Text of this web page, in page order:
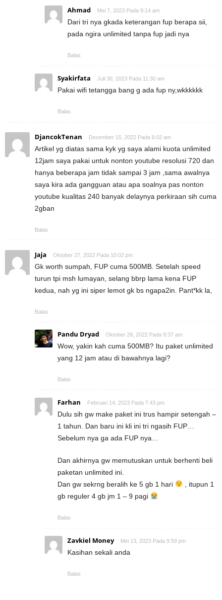
Ahmad Mei 7, 2023 Pada 9:14 am
Dari tri nya gkada keterangan fup berapa sii,
pada ngira unlimited tanpa fup jadi nya
Balas
Syakirfata Juli 30, 2023 Pada 11:30 am
Pakai wifi tetangga bang g ada fup ny,wkkkkkk
Balas
DjancokTenan Desember 15, 2022 Pada 6:02 am
Artikel yg diatas sama kyk yg saya alami kuota unlimited
12jam saya pakai untuk nonton youtube resolusi 720 dan
hanya beberapa jam tidak sampai 3 jam ,sama awalnya
saya kira ada gangguan atau apa soalnya pas nonton
youtube kualitas 240 banyak delaynya perkiraan sih cuma
2gban
Balas
Jaja Oktober 27, 2022 Pada 10:02 pm
Gk worth sumpah, FUP cuma 500MB. Setelah speed
turun tpi msh lumayan, selang bbrp lama kena FUP
kedua, nah yg ini siper lemot gk bs ngapa2in. Pant*kk la,
Balas
Pandu Dryad Oktober 28, 2022 Pada 9:37 am
Wow, yakin kah cuma 500MB? Itu paket unlimited
yang 12 jam atau di bawahnya lagi?
Balas
Farhan Februari 14, 2023 Pada 7:43 pm
Dulu sih gw make paket ini trus hampir setengah –
1 tahun. Dan baru ini kli ini tri ngasih FUP…
Sebelum nya ga ada FUP nya…
Dan akhirnya gw memutuskan untuk berhenti beli
paketan unlimited ini.
Dan gw sekrng beralih ke 5 gb 1 hari
, itupun 1
gb reguler 4 gb jm 1 – 9 pagi
Balas
Zavkiel Money Mei 13, 2023 Pada 9:59 pm
Kasihan sekali anda
Balas